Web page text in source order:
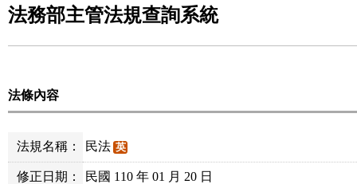
法務部主管法規查詢系統
法條內容
法規名稱： 民法 英
修正日期： 民國 110 年 01 月 20 日